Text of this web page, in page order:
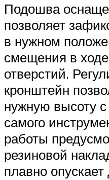
Подошва
позволяет
в нужном
смещения в
отверстий.
кронштейн
нужную высоту
самого
работы
резиновой
плавно опускает